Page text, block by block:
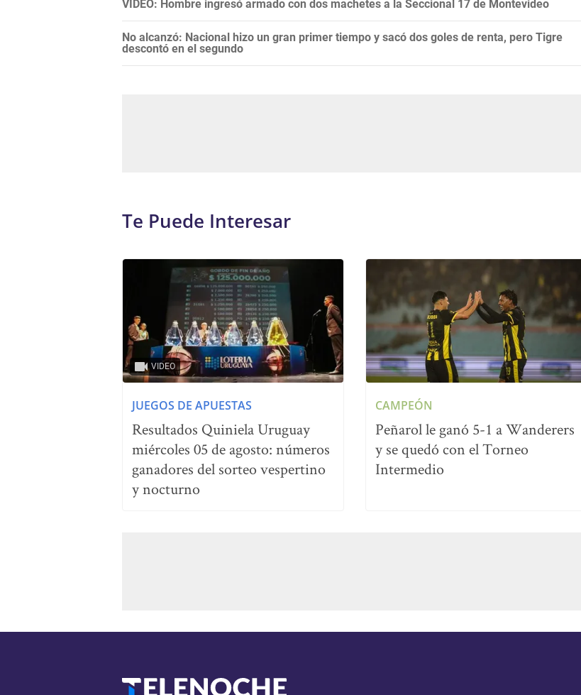
VIDEO: Hombre ingresó armado con dos machetes a la Seccional 17 de Montevideo
No alcanzó: Nacional hizo un gran primer tiempo y sacó dos goles de renta, pero Tigre
descontó en el segundo
Te Puede Interesar
VIDEO
JUEGOS DE APUESTAS
Resultados Quiniela Uruguay
miércoles 05 de agosto: números
ganadores del sorteo vespertino
y nocturno
CAMPEÓN
Peñarol le ganó 5-1 a Wanderers
y se quedó con el Torneo
Intermedio